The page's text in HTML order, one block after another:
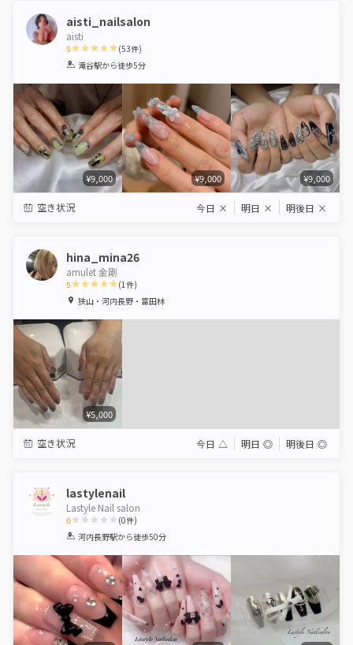
aisti_nailsalon
aisti
5
1 2 3 4 5
(53件)
滝谷駅から徒歩5分
¥9,000 ¥9,000 ¥9,000
空き状況 今日 × 明日 × 明後日 ×
hina_mina26
amulet 金剛
5
1 2 3 4 5
(1件)
狭山・河内長野・富田林
¥5,000
空き状況 今日 △ 明日 ◎ 明後日 ◎
lastylenail
Lastyle Nail salon
0
1 2 3 4 5
(0件)
河内長野駅から徒歩50分